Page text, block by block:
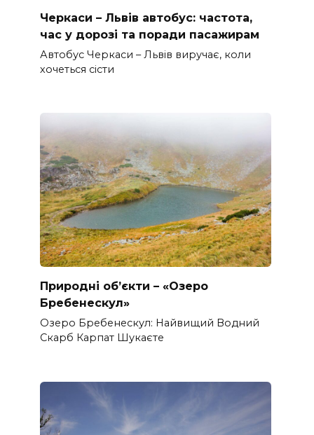
Черкаси – Львів автобус: частота,
час у дорозі та поради пасажирам
Автобус Черкаси – Львів виручає, коли
хочеться сісти
Природні об’єкти – «Озеро
Бребенескул»
Озеро Бребенескул: Найвищий Водний
Скарб Карпат Шукаєте